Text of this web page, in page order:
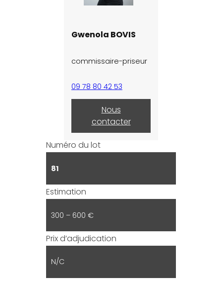
Gwenola BOVIS
commissaire-priseur
09 78 80 42 53
Nous
contacter
Numéro du lot
81
Estimation
300 – 600 €
Prix d’adjudication
N/C